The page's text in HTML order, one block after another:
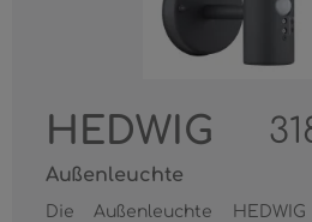
HEDWIG
Außenleuchte
Die Außenleuchte